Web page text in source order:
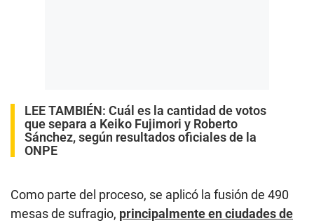
LEE TAMBIÉN: Cuál es la cantidad de votos
que separa a Keiko Fujimori y Roberto
Sánchez, según resultados oficiales de la
ONPE
Como parte del proceso, se aplicó la fusión de 490
mesas de sufragio, principalmente en ciudades de